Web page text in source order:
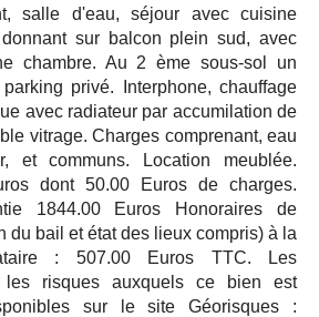
salle d'eau, séjour avec cuisine
sur balcon plein sud, avec
chambre. Au 2 ème sous-sol un
privé. Interphone, chauffage
avec radiateur par accumilation de
vitrage. Charges comprenant, eau
et communs. Location meublée.
dont 50.00 Euros de charges.
1844.00 Euros Honoraires de
du bail et état des lieux compris) à la
: 507.00 Euros TTC. Les
les risques auxquels ce bien est
sur le site Géorisques :